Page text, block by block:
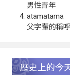
男性青年
atamatama
父字輩的稱呼
歷史上的今